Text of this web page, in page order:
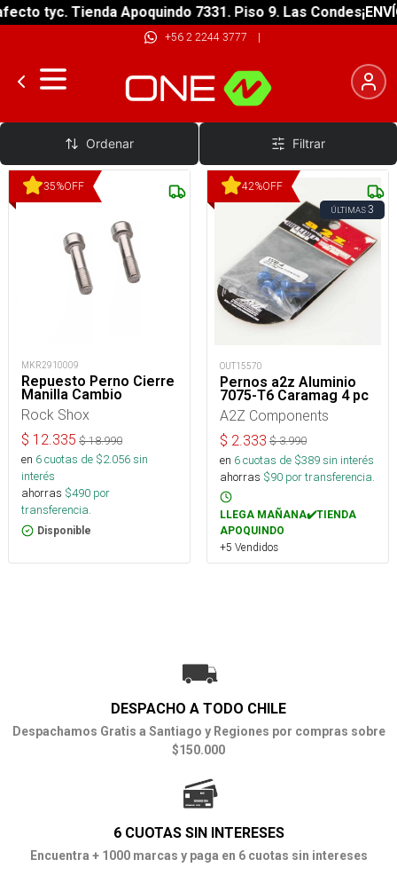
tyc. Tienda Apoquindo 7331. Piso 9. Las Condes
+56 2 2244 3777 |
Pernos
Ordenar Filtrar
35%OFF
MKR2910009
Repuesto Perno Cierre
Manilla Cambio
Rock Shox
$ 12.335 $18.990
en 6cuotas de $2.056sin
interés
ahorras $490 por
transferencia.
Disponible
42%OFF
ÚLTIMAS3
OUT15570
Pernos a2z Aluminio
7075-T6 Caramag 4 pc
A2Z Components
$ 2.333 $3.990
en 6cuotas de $389sin interés
ahorras $90 por transferencia.
LLEGA MAÑANA✔️TIENDA
APOQUINDO
+5 Vendidos
DESPACHO A TODO CHILE
Despachamos Gratis a Santiago y Regiones por compras sobre
$150.000
6 CUOTAS SIN INTERESES
Encuentra + 1000 marcas y paga en 6 cuotas sin intereses